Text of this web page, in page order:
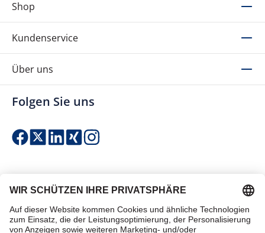
Shop
Kundenservice
Über uns
Folgen Sie uns
Einfach & sicher bezahlen